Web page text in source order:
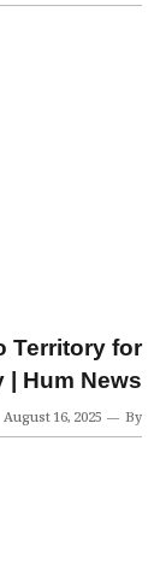
Territory for
| Hum News
August 16, 2025 By